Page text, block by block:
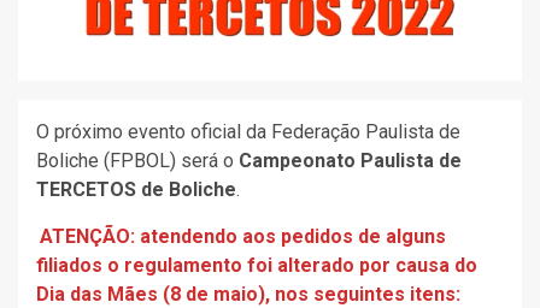
O próximo evento oficial da Federação Paulista de
Boliche (FPBOL) será o Campeonato Paulista de
TERCETOS de Boliche.
ATENÇÃO: atendendo aos pedidos de alguns
filiados o regulamento foi alterado por causa do
Dia das Mães (8 de maio), nos seguintes itens: